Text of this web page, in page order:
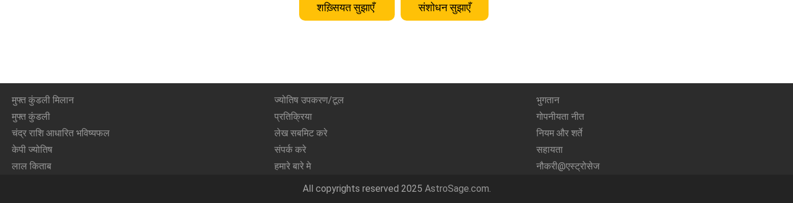
शख़्सियत सुझाएँ संशोधन सुझाएँ
मुफ्त कुंडली मिलान
मुफ्त कुंडली
चंद्र राशि आधारित भविष्यफल
केपी ज्योतिष
लाल किताब
ज्योतिष उपकरण/टूल
प्रतिक्रिया
लेख सबमिट करे
संपर्क करे
हमारे बारे मे
भुगतान
गोपनीयता नीत
नियम और शर्ते
सहायता
नौकरी@एस्ट्रोसेज
All copyrights reserved 2025 AstroSage.com.